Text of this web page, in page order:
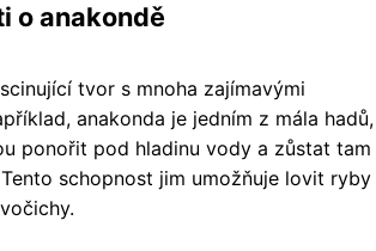
o anakondě
tvor s mnoha zajímavými
anakonda je jedním z mála hadů,
ponořit pod hladinu vody a zůstat tam
schopnost jim umožňuje lovit ryby